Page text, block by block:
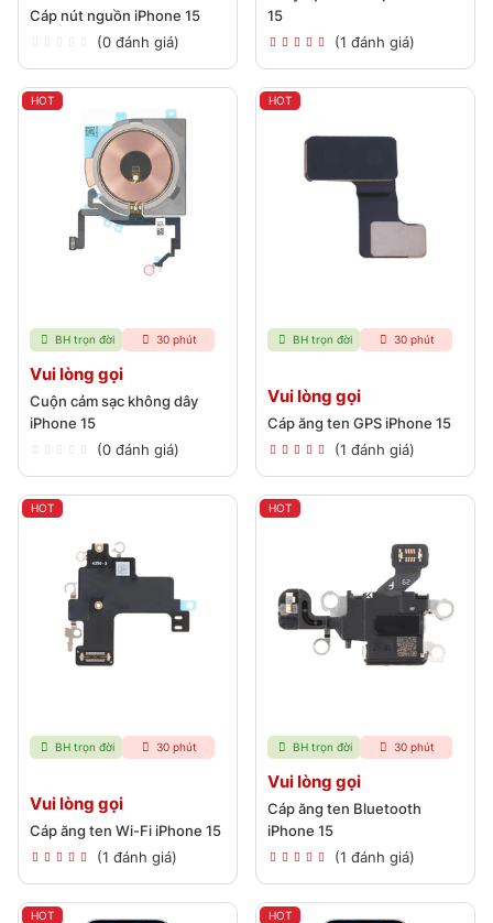
Cáp nút nguồn iPhone 15
(0 đánh giá)
15
(1 đánh giá)
HOT
BH trọn đời 30 phút
Vui lòng gọi
Cuộn cảm sạc không dây
iPhone 15
(0 đánh giá)
HOT
BH trọn đời 30 phút
Vui lòng gọi
Cáp ăng ten GPS iPhone 15
(1 đánh giá)
HOT
BH trọn đời 30 phút
Vui lòng gọi
Cáp ăng ten Wi-Fi iPhone 15
(1 đánh giá)
HOT
BH trọn đời 30 phút
Vui lòng gọi
Cáp ăng ten Bluetooth
iPhone 15
(1 đánh giá)
HOT HOT